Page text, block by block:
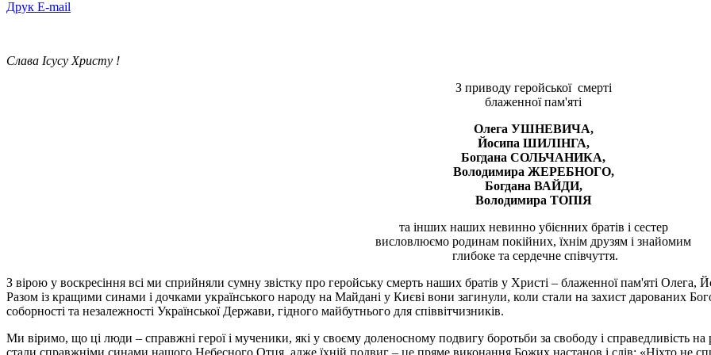
Друк E-mail
Слава Ісусу Христу !
З приводу геройської смерті
блаженної пам'яті
Олега УШНЕВИЧА,
Йосипа ШИЛІНГА,
Богдана СОЛЬЧАНИКА,
Володимира ЖЕРЕБНОГО,
Богдана ВАЙДИ,
Володимира ТОПІЯ
та інших наших невинно убієнних братів і сестер
висловлюємо родинам покійних, їхнім друзям і знайомим
глибоке та сердечне співчуття.
З вірою у воскресіння всі ми сприйняли сумну звістку про геройську смерть наших братів у Христі – блаженної пам'яті Олега,
Разом із кращими синами і дочками українського народу на Майдані у Києві вони загинули, коли стали на захист дарованих
соборності та незалежності Української Держави, гідного майбутнього для співвітчизників.
Ми віримо, що ці люди – справжні герої і мученики, які у своєму доленосному подвигу боротьби за свободу і справедливість
стали справжніми синами нашого Небесного Отця, адже їхній подвиг – це пряме виконання Божих настанов і слів: «Ніхто не